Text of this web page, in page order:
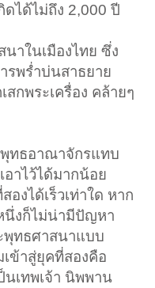
ได้ไม่ถึง 2,000 ปี
าในเมืองไทย ซึ่ง
รพร่ำบ่นสาธยาย
กพระเครื่อง คล้ายๆ
ทธอาณาจักรแทบ
อาไว้ได้มากน้อย
งได้เร็วเท่าใด หาก
นึ่งก็ไม่น่ามีปัญหา
พุทธศาสนาแบบ
เข้าสู่ยุคที่สองคือ
นเทพเจ้า นิพพาน